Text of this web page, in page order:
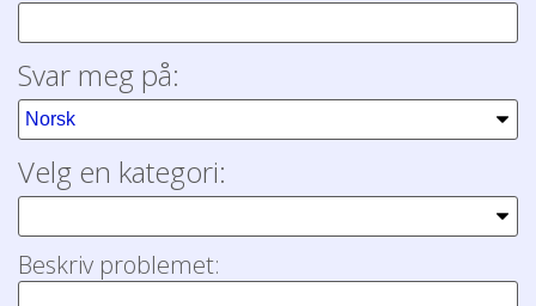
Svar meg på:
Velg en kategori:
Beskriv problemet: